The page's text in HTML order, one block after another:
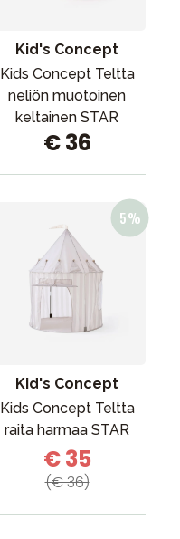
Kid's Concept
Kids Concept Teltta
neliön muotoinen
keltainen STAR
€ 36
Kid's Concept
Kids Concept Teltta
raita harmaa STAR
€ 35
(€ 36)